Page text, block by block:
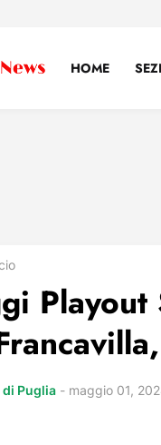
HOME
Puglia - maggio 01,